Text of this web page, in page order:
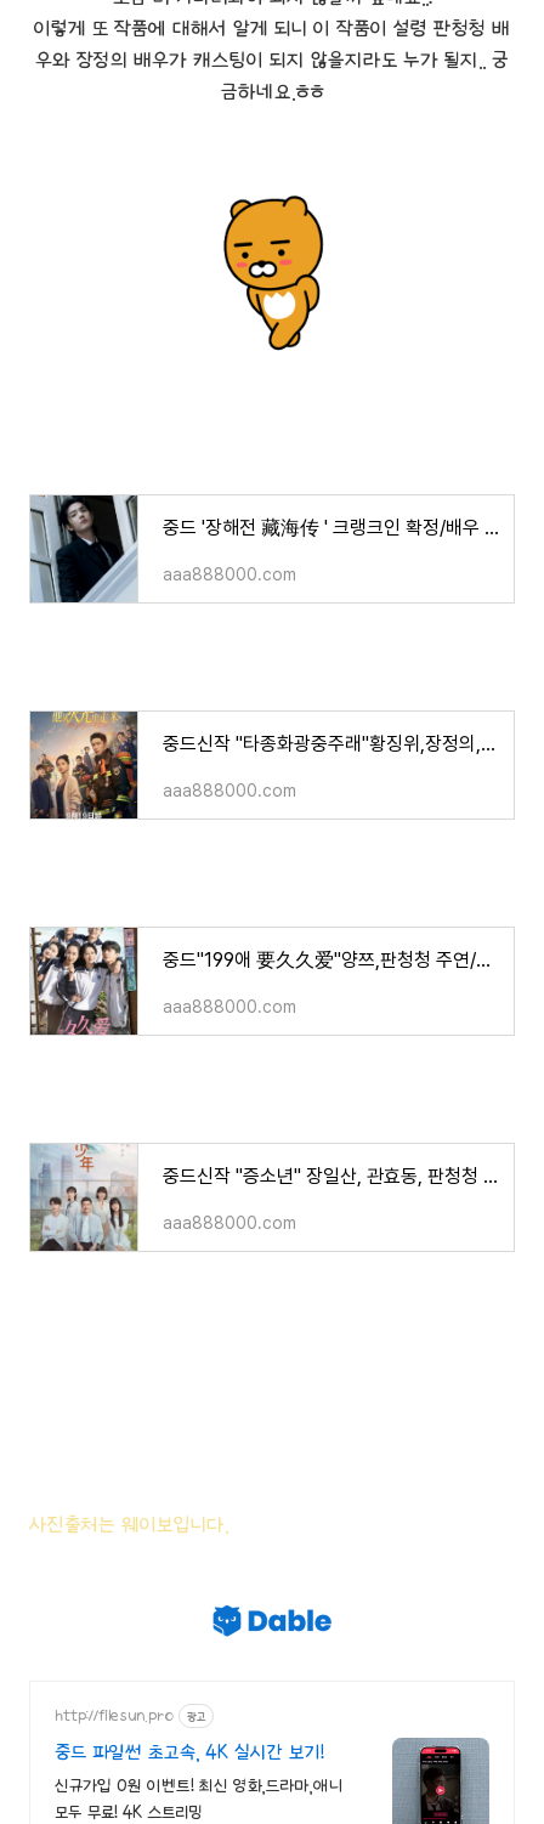
이렇게 또 작품에 대해서 알게 되니 이 작품이 설령 판청청 배
우와 장정의 배우가 캐스팅이 되지 않을지라도 누가 될지.. 궁
금하네요.ㅎㅎ
중드 '장해전 藏海传 ' 크랭크인 확정/배우 샤오잔, 배우 장정의/ 5개월간 촬영 예정
aaa888000.com
중드신작 "타종화광중주래"황징위,장정의,장릉혁,왕자기주연/소개/영상
aaa888000.com
중드"199애 要久久爱"양쯔,판청청 주연/소개, 영상
aaa888000.com
중드신작 "증소년" 장일산, 관효동, 판청청 주연/ 소개/ 영상
aaa888000.com
사진출처는 웨이보입니다.
http://filesun.pro 광고
중드 파일썬 초고속, 4K 실시간 보기!
신규가입 0원 이벤트! 최신 영화,드라마,애니
모두 무료! 4K 스트리밍